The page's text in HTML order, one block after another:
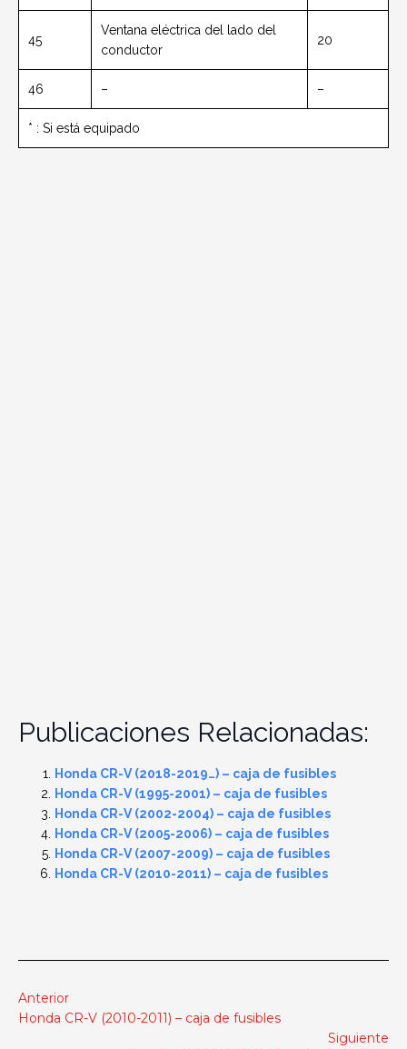
45
Ventana eléctrica del lado del
conductor
20
46 – –
* : Si está equipado
Publicaciones Relacionadas:
Honda CR-V (2018-2019…) – caja de fusibles
Honda CR-V (1995-2001) – caja de fusibles
Honda CR-V (2002-2004) – caja de fusibles
Honda CR-V (2005-2006) – caja de fusibles
Honda CR-V (2007-2009) – caja de fusibles
Honda CR-V (2010-2011) – caja de fusibles
Anterior
Honda CR-V (2010-2011) – caja de fusibles
Siguiente